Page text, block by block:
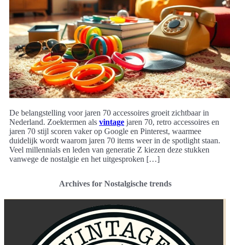
De belangstelling voor jaren 70 accessoires groeit zichtbaar in
Nederland. Zoektermen als vintage jaren 70, retro accessoires en
jaren 70 stijl scoren vaker op Google en Pinterest, waarmee
duidelijk wordt waarom jaren 70 items weer in de spotlight staan.
Veel millennials en leden van generatie Z kiezen deze stukken
vanwege de nostalgie en het uitgesproken […]
Archives for Nostalgische trends